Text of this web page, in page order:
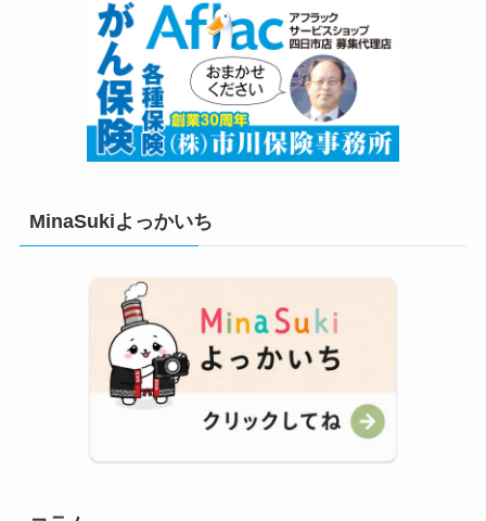
MinaSukiよっかいち